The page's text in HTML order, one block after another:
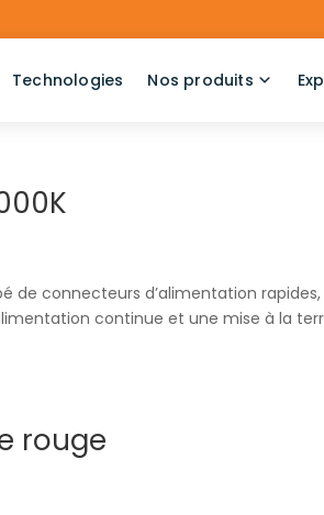
Technologies Nos produits
de connecteurs d’alimentation
continue et une mise à la
rouge